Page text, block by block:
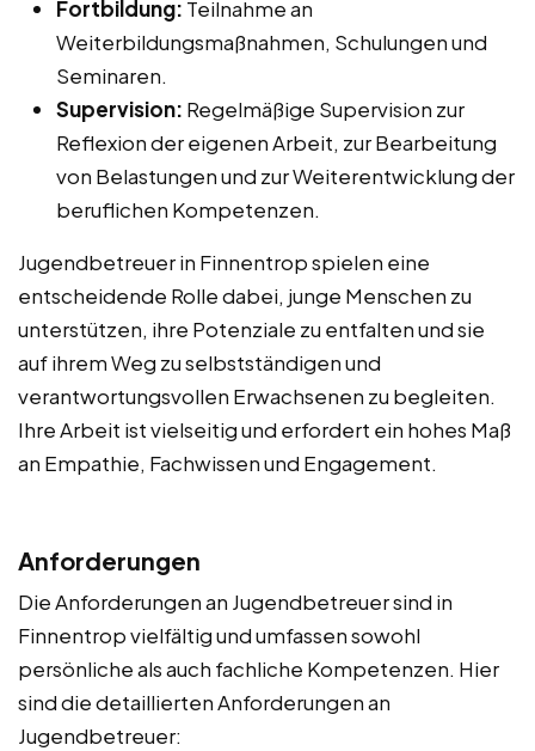
Fortbildung: Teilnahme an
Weiterbildungsmaßnahmen, Schulungen und
Seminaren.
Supervision: Regelmäßige Supervision zur
Reflexion der eigenen Arbeit, zur Bearbeitung
von Belastungen und zur Weiterentwicklung der
beruflichen Kompetenzen.
Jugendbetreuer in Finnentrop spielen eine
entscheidende Rolle dabei, junge Menschen zu
unterstützen, ihre Potenziale zu entfalten und sie
auf ihrem Weg zu selbstständigen und
verantwortungsvollen Erwachsenen zu begleiten.
Ihre Arbeit ist vielseitig und erfordert ein hohes Maß
an Empathie, Fachwissen und Engagement.
Anforderungen
Die Anforderungen an Jugendbetreuer sind in
Finnentrop vielfältig und umfassen sowohl
persönliche als auch fachliche Kompetenzen. Hier
sind die detaillierten Anforderungen an
Jugendbetreuer: